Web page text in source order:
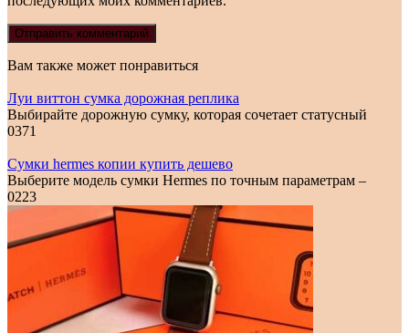
Вам также может понравиться
Луи виттон сумка дорожная реплика
Выбирайте дорожную сумку, которая сочетает статусный
0371
Сумки hermes копии купить дешево
Выберите модель сумки Hermes по точным параметрам –
0223